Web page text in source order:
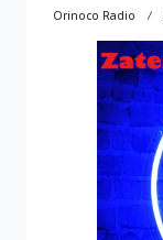
Orinoco Radio